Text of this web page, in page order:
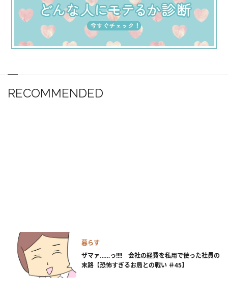
RECOMMENDED
暮らす
ザマァ……っ!!!! 会社の経費を私用で使った社員の
末路【恐怖すぎるお局との戦い ＃45】